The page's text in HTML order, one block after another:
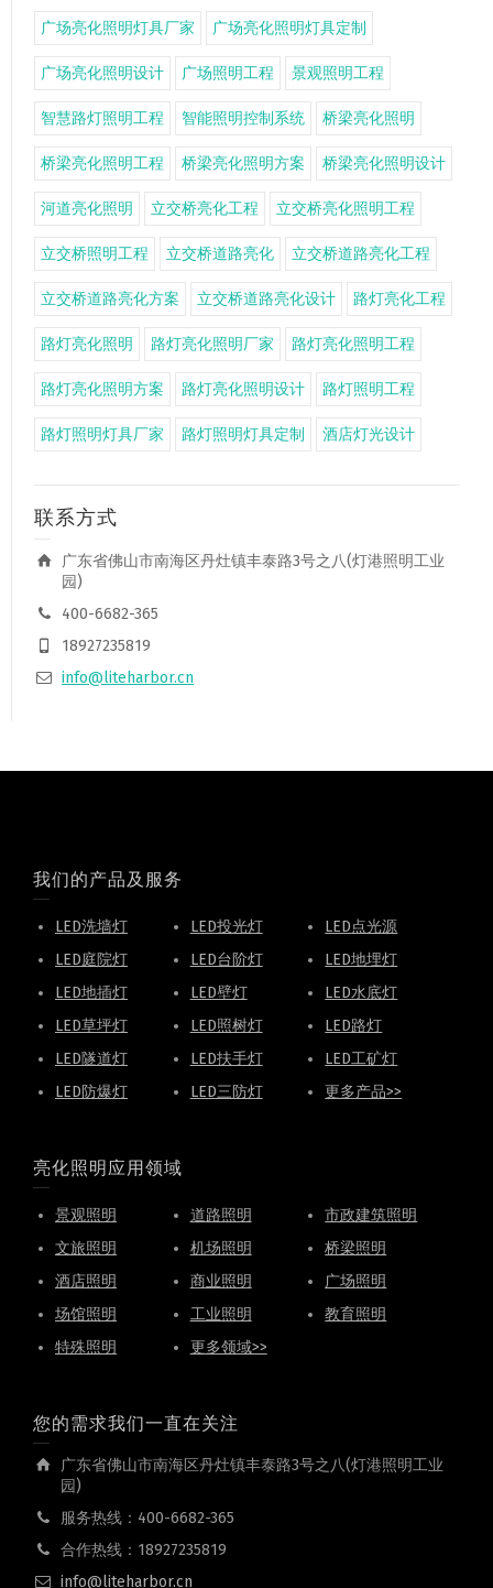
广场亮化照明灯具厂家 广场亮化照明灯具定制
广场亮化照明设计 广场照明工程 景观照明工程
智慧路灯照明工程 智能照明控制系统 桥梁亮化照明
桥梁亮化照明工程 桥梁亮化照明方案 桥梁亮化照明设计
河道亮化照明 立交桥亮化工程 立交桥亮化照明工程
立交桥照明工程 立交桥道路亮化 立交桥道路亮化工程
立交桥道路亮化方案 立交桥道路亮化设计 路灯亮化工程
路灯亮化照明 路灯亮化照明厂家 路灯亮化照明工程
路灯亮化照明方案 路灯亮化照明设计 路灯照明工程
路灯照明灯具厂家 路灯照明灯具定制 酒店灯光设计
联系方式
广东省佛山市南海区丹灶镇丰泰路3号之八(灯港照明工业
园)
400-6682-365
18927235819
info@liteharbor.cn
我们的产品及服务
LED洗墙灯 LED投光灯
LED点光源
LED庭院灯
LED台阶灯
LED地埋灯
LED地插灯
LED壁灯
LED水底灯
LED草坪灯
LED照树灯
LED路灯
LED隧道灯
LED扶手灯
LED工矿灯
LED防爆灯
LED三防灯 更多产品>>
亮化照明应用领域
景观照明 道路照明
市政建筑照明
文旅照明
机场照明
桥梁照明
酒店照明
商业照明
广场照明
场馆照明
工业照明
教育照明
特殊照明
更多领域>>
您的需求我们一直在关注
广东省佛山市南海区丹灶镇丰泰路3号之八(灯港照明工业
园)
服务热线：400-6682-365
合作热线：18927235819
info@liteharbor.cn